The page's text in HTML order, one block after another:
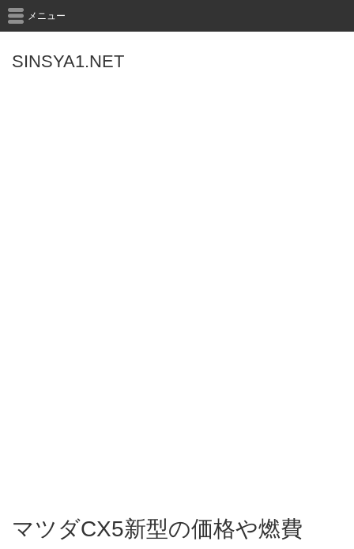
SINSYA1.NET
メニュー
マツダCX5新型の価格や燃費